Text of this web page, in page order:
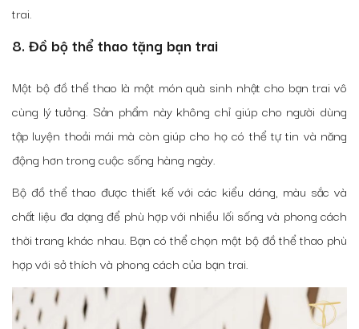
trai.
8. Đồ bộ thể thao tặng bạn trai
Một bộ đồ thể thao là một món quà sinh nhật cho bạn trai vô
cùng lý tưởng. Sản phẩm này không chỉ giúp cho người dùng
tập luyện thoải mái mà còn giúp cho họ có thể tự tin và năng
động hơn trong cuộc sống hàng ngày.
Bộ đồ thể thao được thiết kế với các kiểu dáng, màu sắc và
chất liệu đa dạng để phù hợp với nhiều lối sống và phong cách
thời trang khác nhau. Bạn có thể chọn một bộ đồ thể thao phù
hợp với sở thích và phong cách của bạn trai.